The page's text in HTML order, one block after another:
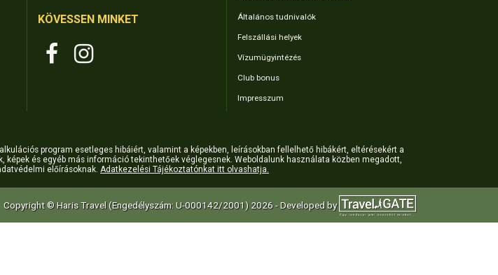
KÖVESSEN MINKET Általános tudnivalók
Felszállási helyek
Vízumügyintézés
Club bonus
Impresszum
program esetleges hibáiért, valamint a képekben, leírásokban fellelhető hibákért, eltérésekért a
és egyéb más információ tekinthetőek véglegesnek. Weboldalunk használata közben megadott,
előírásoknak. Adatkezelési Tájékoztatónkat itt olvashatja.
Copyright © Haris Travel (Engedélyszám: U-000142/2001) 2026 - Developed by